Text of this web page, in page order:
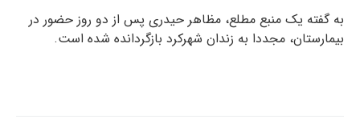
به گفته یک منبع مطلع، مظاهر حیدری پس از دو روز حضور در
بیمارستان، مجددا به زندان شهرکرد بازگردانده شده است.